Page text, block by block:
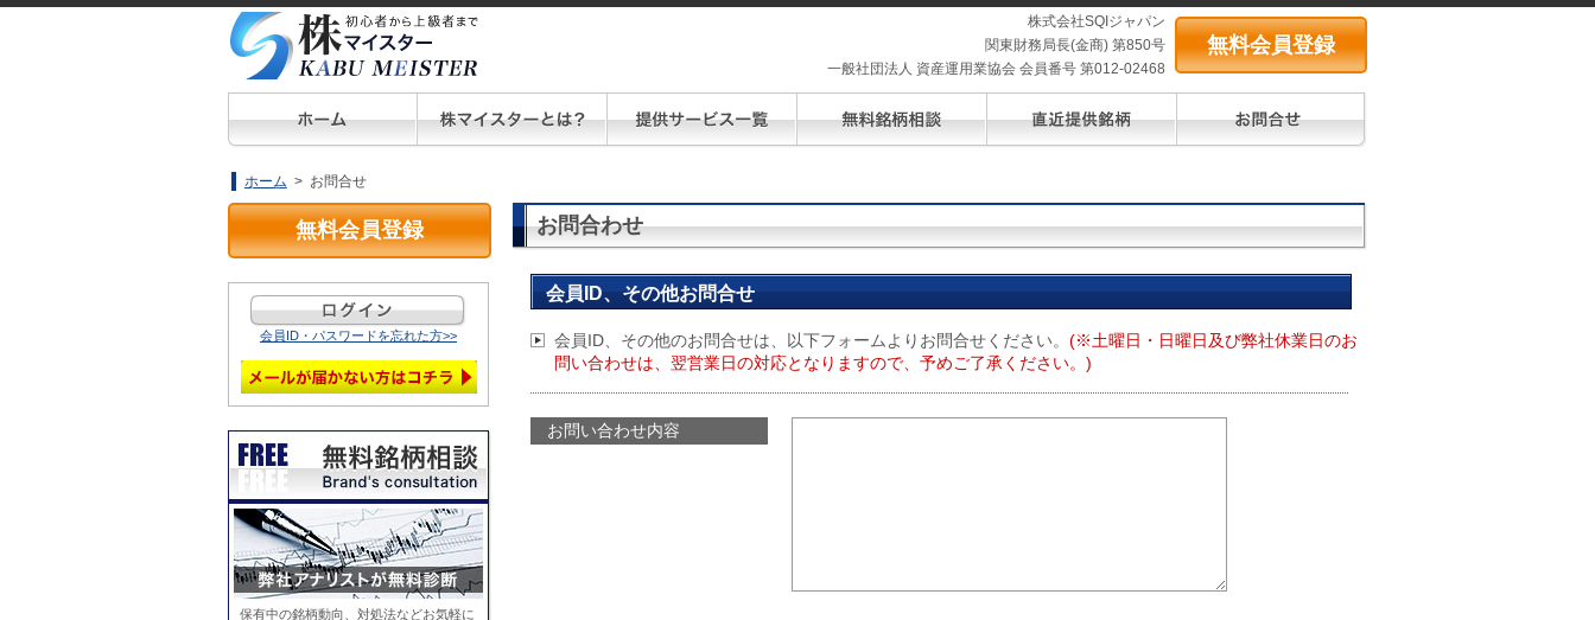
株式会社SQIジャパン
関東財務局長(金商) 第850号
一般社団法人 資産運用業協会 会員番号 第012-02468
無料会員登録
ホーム > お問合せ
無料会員登録
会員ID・パスワードを忘れた方>>
保有中の銘柄動向、対処法などお気軽に
お問合わせ
会員ID、その他お問合せ
会員ID、その他のお問合せは、以下フォームよりお問合せください。 (※土曜日・日曜日及び弊社休業日のお
問い合わせは、翌営業日の対応となりますので、予めご了承ください。)
お問い合わせ内容